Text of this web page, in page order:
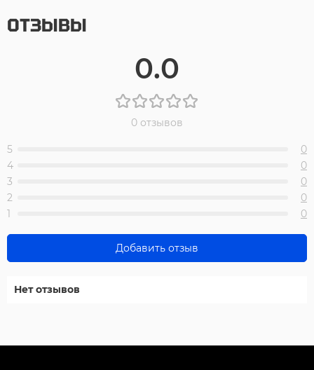
ОТЗЫВЫ
0.0
0 отзывов
5
0
4
0
3
0
2
0
1
0
Добавить отзыв
Нет отзывов